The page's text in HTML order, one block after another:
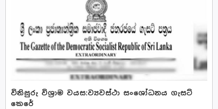
විනිසුරු විශ්‍රාම වයස:ව්‍යවස්ථා සංශෝධනය ගැසට්
කෙරේ